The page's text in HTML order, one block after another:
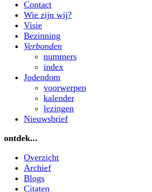
Contact
Wie zijn wij?
Visie
Bezinning
Verbonden
nummers
index
Jodendom
voorwerpen
kalender
lezingen
Nieuwsbrief
ontdek...
Overzicht
Archief
Blogs
Citaten